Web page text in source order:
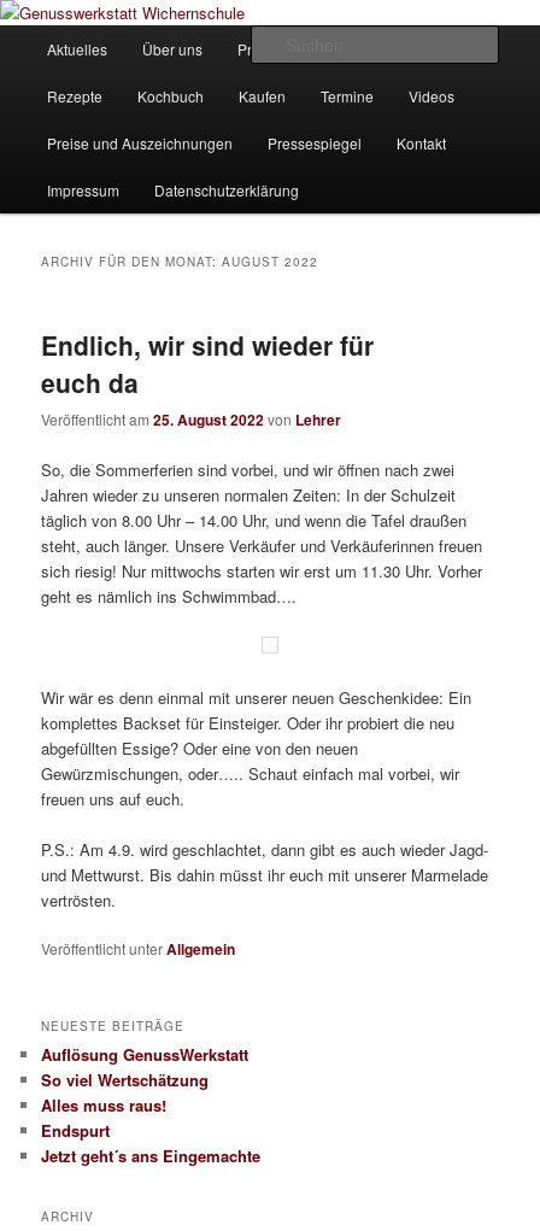
Zum
wechseln
Zum
wechselnGenusswerkstatt Wichernschule
Unsere Homepage
Aktuelles Über uns Produkte
Rezepte Kochbuch Kaufen Termine Videos
Preise und Auszeichnungen Pressespiegel Kontakt
Impressum Datenschutzerklärung
ARCHIV FÜR DEN MONAT:AUGUST 2022
Endlich, wir sind wieder für
euch da
Veröffentlicht am25. August 2022von Lehrer
So, die Sommerferien sind vorbei, und wir öffnen nach zwei
Jahren wieder zu unseren normalen Zeiten: In der Schulzeit
täglich von 8.00 Uhr – 14.00 Uhr, und wenn die Tafel draußen
steht, auch länger. Unsere Verkäufer und Verkäuferinnen freuen
sich riesig! Nur mittwochs starten wir erst um 11.30 Uhr. Vorher
geht es nämlich ins Schwimmbad….
Wir wär es denn einmal mit unserer neuen Geschenkidee: Ein
komplettes Backset für Einsteiger. Oder ihr probiert die neu
abgefüllten Essige? Oder eine von den neuen
Gewürzmischungen, oder….. Schaut einfach mal vorbei, wir
freuen uns auf euch.
P.S.: Am 4.9. wird geschlachtet, dann gibt es auch wieder Jagd-
und Mettwurst. Bis dahin müsst ihr euch mit unserer Marmelade
vertrösten.
Veröffentlicht unterAllgemein
NEUESTE BEITRÄGE
Auflösung GenussWerkstatt
So viel Wertschätzung
Alles muss raus!
Endspurt
Jetzt geht´s ans Eingemachte
ARCHIV